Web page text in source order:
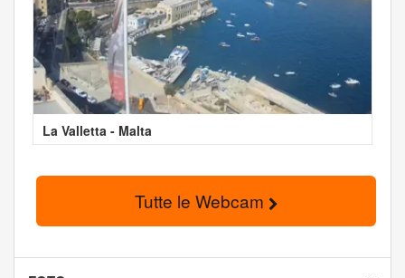
La Valletta - Malta
Tutte le Webcam